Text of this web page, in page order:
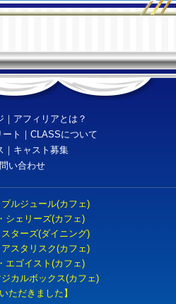
｜ アフィリアとは？
ト ｜ CLASSについて
｜ キャスト募集
い合わせ
ルジュール(カフェ)
シェリーズ(カフェ)
ターズ(ダイニング)
スタリスク(カフェ)
エゴイスト(カフェ)
カルボックス(カフェ)
ただきました】